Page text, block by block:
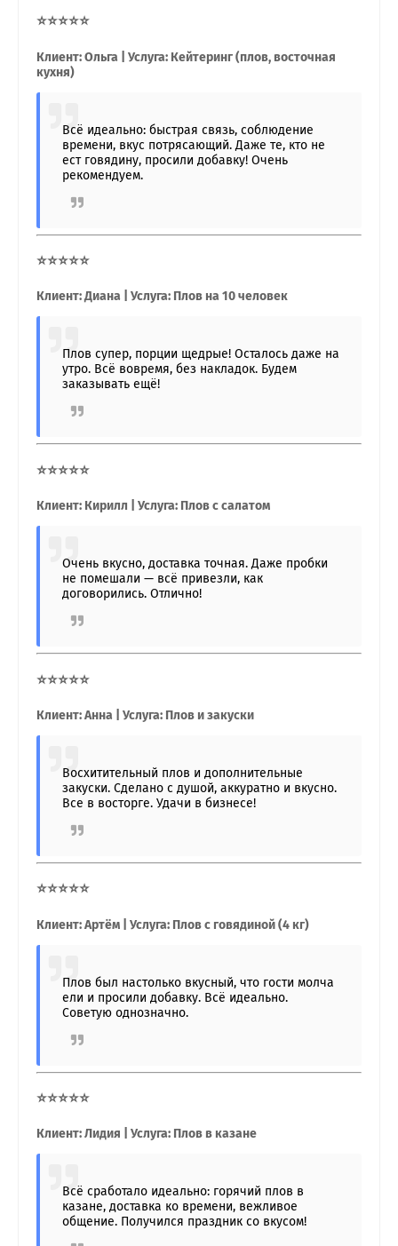
⭐⭐⭐⭐⭐
Клиент: Ольга | Услуга: Кейтеринг (плов, восточная
кухня)
Всё идеально: быстрая связь, соблюдение
времени, вкус потрясающий. Даже те, кто не
ест говядину, просили добавку! Очень
рекомендуем.
⭐⭐⭐⭐⭐
Клиент: Диана | Услуга: Плов на 10 человек
Плов супер, порции щедрые! Осталось даже на
утро. Всё вовремя, без накладок. Будем
заказывать ещё!
⭐⭐⭐⭐⭐
Клиент: Кирилл | Услуга: Плов с салатом
Очень вкусно, доставка точная. Даже пробки
не помешали — всё привезли, как
договорились. Отлично!
⭐⭐⭐⭐⭐
Клиент: Анна | Услуга: Плов и закуски
Восхитительный плов и дополнительные
закуски. Сделано с душой, аккуратно и вкусно.
Все в восторге. Удачи в бизнесе!
⭐⭐⭐⭐⭐
Клиент: Артём | Услуга: Плов с говядиной (4 кг)
Плов был настолько вкусный, что гости молча
ели и просили добавку. Всё идеально.
Советую однозначно.
⭐⭐⭐⭐⭐
Клиент: Лидия | Услуга: Плов в казане
Всё сработало идеально: горячий плов в
казане, доставка ко времени, вежливое
общение. Получился праздник со вкусом!